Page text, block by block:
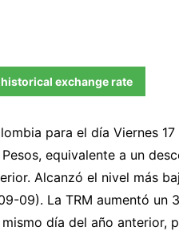
exchange rate
para el día Viernes 17
equivalente a un
Alcanzó el nivel más
09). La TRM aumentó un
día del año anterior,